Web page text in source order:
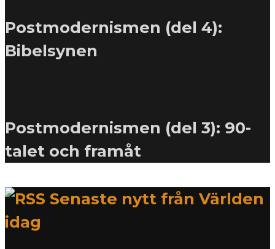
Postmodernismen (del 4):
Bibelsynen
Postmodernismen (del 3): 90-
talet och framåt
Senaste nytt från Världen
idag